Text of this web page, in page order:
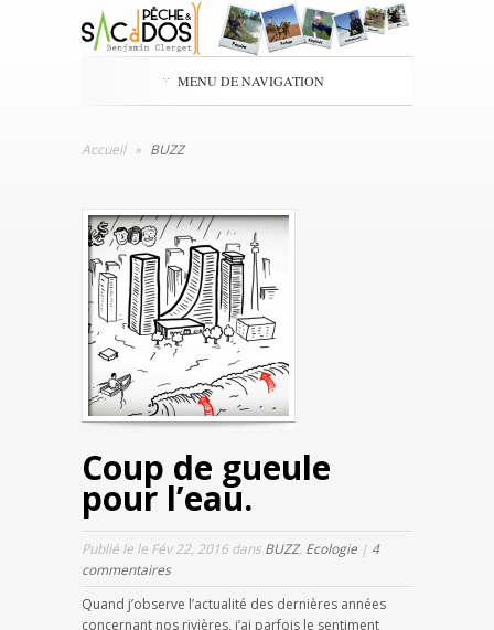
MENU DE NAVIGATION
Accueil » BUZZ
Coup de gueule
pour l’eau.
Publié le le Fév 22, 2016 dans BUZZ, Ecologie | 4
commentaires
Quand j’observe l’actualité des dernières années
concernant nos rivières, j’ai parfois le sentiment